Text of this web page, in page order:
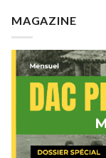
MAGAZINE